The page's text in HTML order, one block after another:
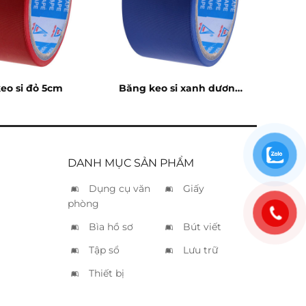
si đỏ 5cm
Băng keo si xanh dương
DANH MỤC SẢN PHẨM
Dụng cụ văn
phòng
Giấy
Bìa hồ sơ
Bút viết
Tập sổ
Lưu trữ
Thiết bị